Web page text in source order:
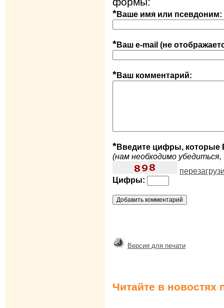
*Ваше имя или псевдоним:
*Ваш e-mail (не
*Ваш комментарий:
*Введите цифры, которые
(нам необходимо
Цифры:
Версия для печати
Читайте в новостях